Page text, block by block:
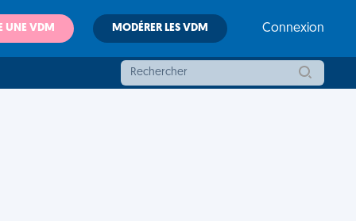
UNE VDM MODÉRER LES VDM Connexion